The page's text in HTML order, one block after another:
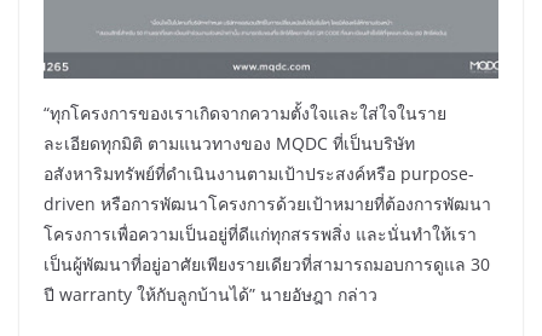
“ทุกโครงการของเราเกิดจากความตั้งใจและใส่ใจในราย
ละเอียดทุกมิติ ตามแนวทางของ MQDC ที่เป็นบริษัท
อสังหาริมทรัพย์ที่ดำเนินงานตามเป้าประสงค์หรือ purpose-
driven หรือการพัฒนาโครงการด้วยเป้าหมายที่ต้องการพัฒนา
โครงการเพื่อความเป็นอยู่ที่ดีแก่ทุกสรรพสิ่ง และนั่นทำให้เรา
เป็นผู้พัฒนาที่อยู่อาศัยเพียงรายเดียวที่สามารถมอบการดูแล 30
ปี warranty ให้กับลูกบ้านได้” นายอัษฎา กล่าว